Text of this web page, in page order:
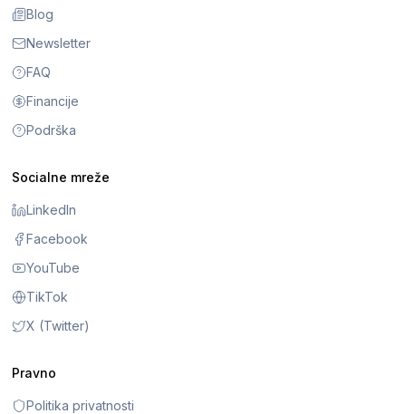
Blog
Newsletter
FAQ
Financije
Podrška
Socialne mreže
LinkedIn
Facebook
YouTube
TikTok
X (Twitter)
Pravno
Politika privatnosti